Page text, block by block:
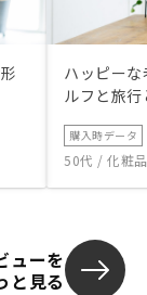
ハッピー
ルフと旅
購入時データ
50代 / 化粧
ューを
と見る